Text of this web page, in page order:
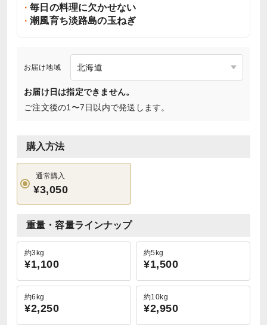
毎日の料理に欠かせない
潮風育ち淡路島の玉ねぎ
お届け地域
お届け日は指定できません。
ご注文後の1〜7日以内で発送します。
購入方法
通常購入
¥3,050
重量・容量ラインナップ
約3kg
¥1,100
約5kg
¥1,500
約6kg
¥2,250
約10kg
¥2,950